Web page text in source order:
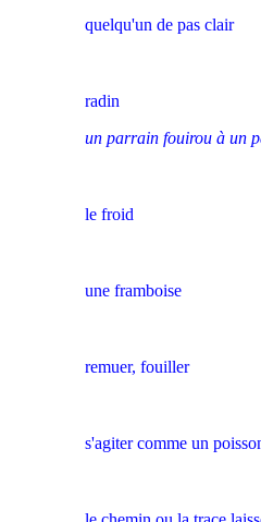
quelqu'un de pas clair
radin
un parrain fouirou à un
le froid
une framboise
remuer, fouiller
s'agiter comme un